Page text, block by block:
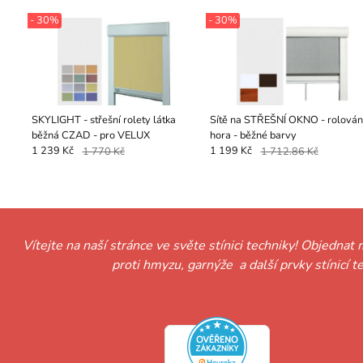
SKYLIGHT - střešní rolety látka
běžná CZAD - pro VELUX
- 30%
1 239 Kč 1 770 Kč
Sítě na STŘEŠNÍ OKNO - rolování z
hora - běžné barvy
- 30%
1 199 Kč 1 712.86 Kč
Vítejte na naší stránce ve světe stínici techniky!
proti hmyzu, garnýže a další prvky stínicí